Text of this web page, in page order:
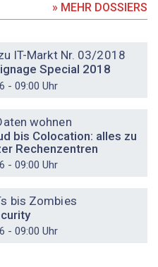
» MEHR DOSSIERS
IT-Markt Nr. 03/2018
Special 2018
- 09:00 Uhr
wohnen
bis Colocation: alles zu
Rechenzentren
- 09:00 Uhr
bis Zombies
- 09:00 Uhr